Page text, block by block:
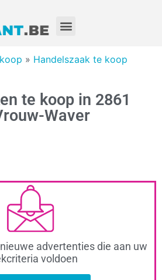
» Handelszaak te koop
te koop in 2861
Waver
advertenties die aan uw
voldoen